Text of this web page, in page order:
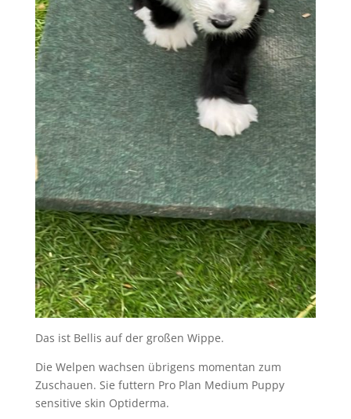
Das ist Bellis auf der großen Wippe.
Die Welpen wachsen übrigens momentan zum
Zuschauen. Sie futtern Pro Plan Medium Puppy
sensitive skin Optiderma.